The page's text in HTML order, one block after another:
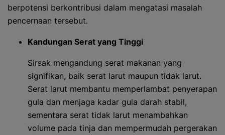
berpotensi berkontribusi dalam mengatasi masalah
pencernaan tersebut.
Kandungan Serat yang Tinggi
Sirsak mengandung serat makanan yang
signifikan, baik serat larut maupun tidak larut.
Serat larut membantu memperlambat penyerapan
gula dan menjaga kadar gula darah stabil,
sementara serat tidak larut menambahkan
volume pada tinja dan mempermudah pergerakan